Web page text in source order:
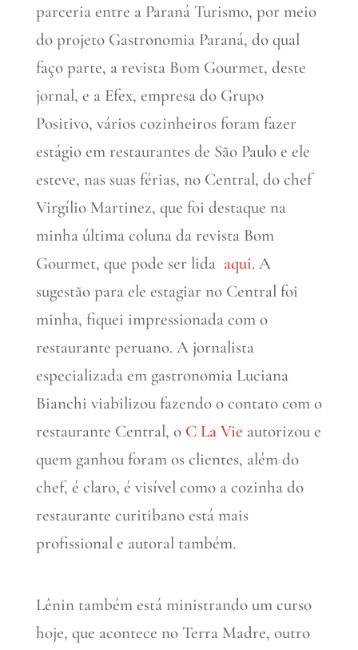
parceria entre a Paraná Turismo, por meio
do projeto Gastronomia Paraná, do qual
faço parte, a revista Bom Gourmet, deste
jornal, e a Efex, empresa do Grupo
Positivo, vários cozinheiros foram fazer
estágio em restaurantes de São Paulo e ele
esteve, nas suas férias, no Central, do chef
Virgílio Martinez, que foi destaque na
minha última coluna da revista Bom
Gourmet, que pode ser lida aqui. A
sugestão para ele estagiar no Central foi
minha, fiquei impressionada com o
restaurante peruano. A jornalista
especializada em gastronomia Luciana
Bianchi viabilizou fazendo o contato com o
restaurante Central, oC La Vie autorizou e
quem ganhou foram os clientes, além do
chef, é claro, é visível como a cozinha do
restaurante curitibano está mais
profissional e autoral também.
Lênin também está ministrando um curso
hoje, que acontece no Terra Madre, outro